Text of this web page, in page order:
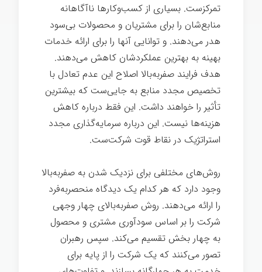
تمرکزست. بسیاری از کسب‌وکارها ناآگاهانه
منابع‌شان را برای مشتریان و محصولات بی‌سود
هدر می‌دهند. و توانایی آنها را برای ارائه خدمات
بهینه به بهترین عملکردشان کاهش می‌دهند.
هدف فرایند صفربه‌بالا اصلاح این عدم تعادل با
تخصیص مجدد منابع به جایی‌ست که بیشترین
تأثیر را خواهند داشت. این فقط درباره کاهش
هزینه‌ها نیست. این درباره سرمایه‌گذاری مجدد
استراتژیک در نقاط قوت شرکت‌ست.
روش‌های مختلفی برای نزدیک شدن به صفربه‌بالا
وجود دارد که هر کدام یک دیدگاه منحصربه‌فرد
را ارائه می‌دهند. روش صفربه‌بالای چهار وجهی
شرکت را بر اساس سودآوری مشتری و محصول
به چهار بخش تقسیم می‌کند. سپس رهبران
تصور می‌کنند که یک شرکت را از پایه برای